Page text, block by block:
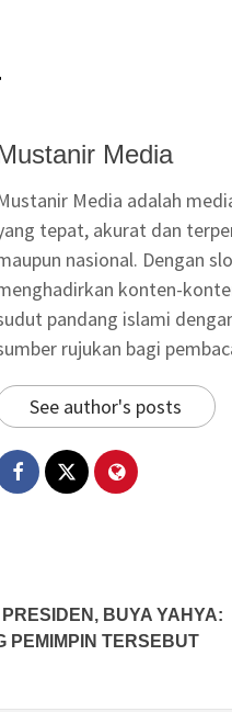
Media
Media adalah
tepat, akurat dan
nasional. Dengan
konten-
pandang islami
rujukan bagi
See author's posts
BUYA YAHYA:
PEMIMPIN TERSEBUT